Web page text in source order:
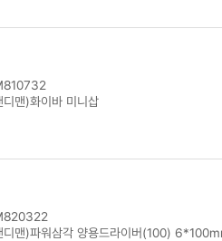
디맨)화이바 미니삽
디맨)파워삼각 양용드라이버(100)